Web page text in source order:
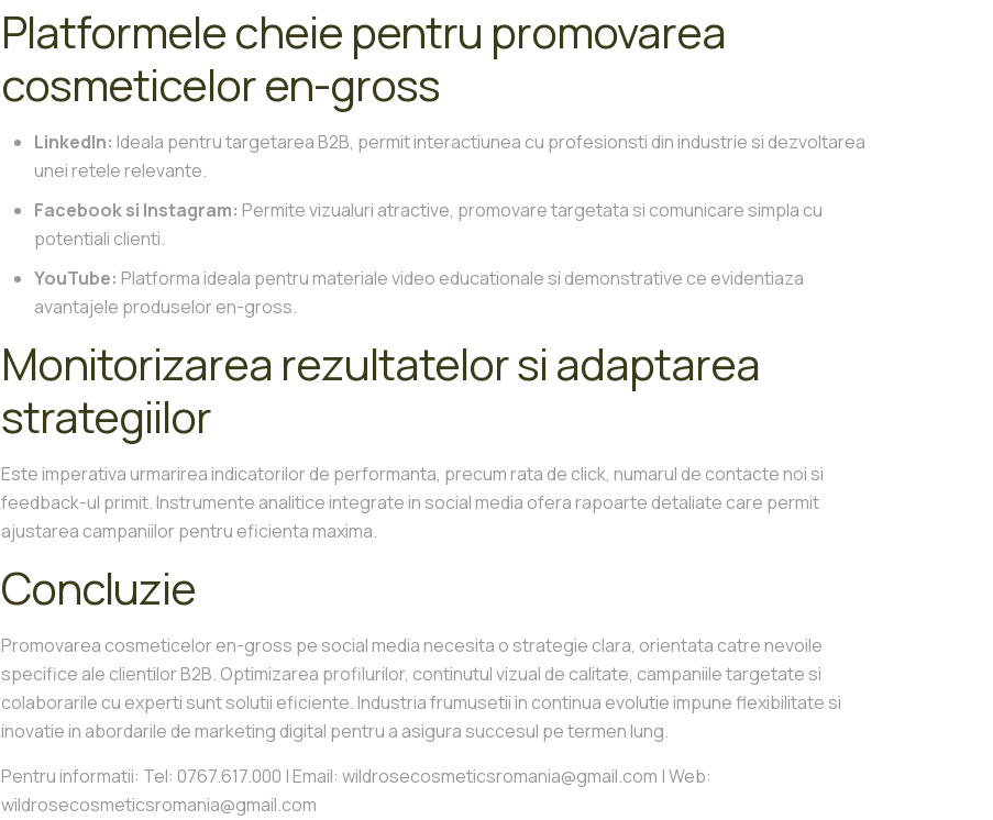
Platformele cheie pentru promovarea
cosmeticelor en-gross
LinkedIn: Ideala pentru targetarea B2B, permit interactiunea cu profesionsti din industrie si dezvoltarea
unei retele relevante.
Facebook si Instagram: Permite vizualuri atractive, promovare targetata si comunicare simpla cu
potentiali clienti.
YouTube: Platforma ideala pentru materiale video educationale si demonstrative ce evidentiaza
avantajele produselor en-gross.
Monitorizarea rezultatelor si adaptarea
strategiilor
Este imperativa urmarirea indicatorilor de performanta, precum rata de click, numarul de contacte noi si
feedback-ul primit. Instrumente analitice integrate in social media ofera rapoarte detaliate care permit
ajustarea campaniilor pentru eficienta maxima.
Concluzie
Promovarea cosmeticelor en-gross pe social media necesita o strategie clara, orientata catre nevoile
specifice ale clientilor B2B. Optimizarea profilurilor, continutul vizual de calitate, campaniile targetate si
colaborarile cu experti sunt solutii eficiente. Industria frumusetii in continua evolutie impune flexibilitate si
inovatie in abordarile de marketing digital pentru a asigura succesul pe termen lung.
Pentru informatii: Tel: 0767.617.000 | Email: wildrosecosmeticsromania@gmail.com | Web:
wildrosecosmeticsromania@gmail.com